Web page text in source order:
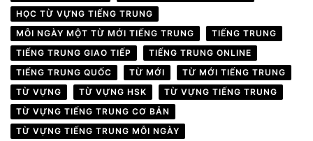
HỌC TỪ VỰNG TIẾNG TRUNG
MỖI NGÀY MỘT TỪ MỚI TIẾNG TRUNG
TIẾNG TRUNG
TIẾNG TRUNG GIAO TIẾP
TIẾNG TRUNG ONLINE
TIẾNG TRUNG QUỐC
TỪ MỚI
TỪ MỚI TIẾNG TRUNG
TỪ VỰNG
TỪ VỰNG HSK
TỪ VỰNG TIẾNG TRUNG
TỪ VỰNG TIẾNG TRUNG CƠ BẢN
TỪ VỰNG TIẾNG TRUNG MỖI NGÀY